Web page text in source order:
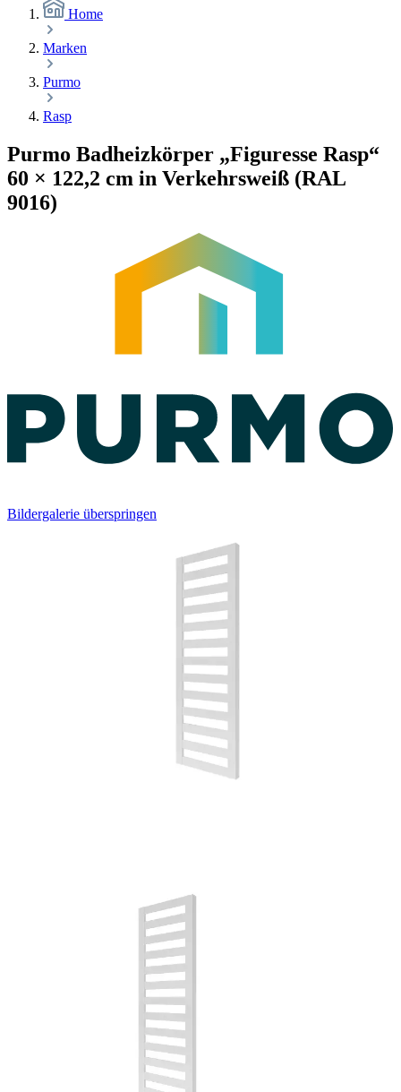
Home
Marken
Purmo
Rasp
Purmo Badheizkörper „Figuresse Rasp“
60 × 122,2 cm in Verkehrsweiß (RAL
9016)
Bildergalerie überspringen